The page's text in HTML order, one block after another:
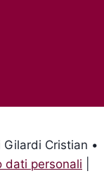
Gilardi Cristian •
dati personali